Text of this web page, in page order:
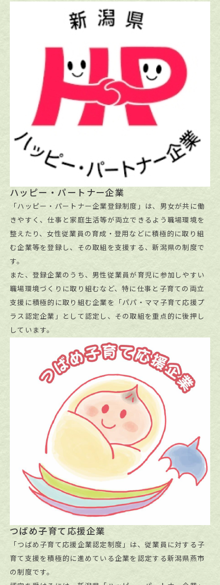
ハッピー・パートナー企業
「ハッピー・パートナー企業登録制度」は、男女が共に働
きやすく、仕事と家庭生活等が両立できるよう職場環境を
整えたり、女性従業員の育成・登用などに積極的に取り組
む企業等を登録し、その取組を支援する、新潟県の制度で
す。
また、登録企業のうち、男性従業員が育児に参加しやすい
職場環境づくりに取り組むなど、特に仕事と子育ての両立
支援に積極的に取り組む企業を「パパ・ママ子育て応援プ
ラス認定企業」として認定し、その取組を重点的に後押し
しています。
つばめ子育て応援企業
「つばめ子育て応援企業認定制度」は、従業員に対する子
育て支援を積極的に進めている企業を認定する新潟県燕市
の制度です。